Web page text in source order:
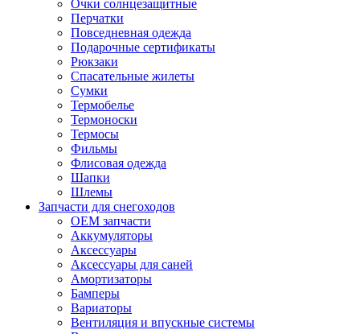
Очки солнцезащитные
Перчатки
Повседневная одежда
Подарочные сертификаты
Рюкзаки
Спасательные жилеты
Сумки
Термобелье
Термоноски
Термосы
Фильмы
Флисовая одежда
Шапки
Шлемы
Запчасти для снегоходов
OEM запчасти
Аккумуляторы
Аксессуары
Аксессуары для саней
Амортизаторы
Бамперы
Вариаторы
Вентиляция и впускные системы